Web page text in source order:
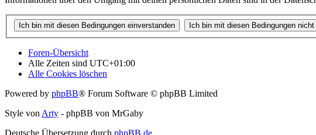
Foren-Übersicht
Alle Zeiten sind UTC+01:00
Alle Cookies löschen
Powered by phpBB® Forum Software © phpBB Limited
Style von Arty - phpBB von MrGaby
Deutsche Übersetzung durch phpBB.de